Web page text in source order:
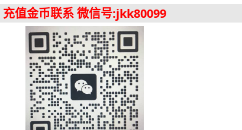
充值金币联系微信号:jkk80099